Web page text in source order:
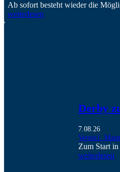
Ab sofort besteht wieder die
weiterlesen
Derby
7.08.26
Verein1.
Zum Start
weiterlesen